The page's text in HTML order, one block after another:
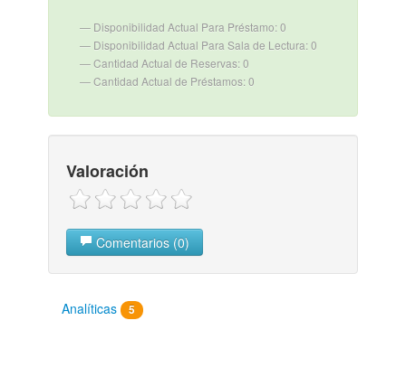
Disponibilidad Actual Para Préstamo: 0
Disponibilidad Actual Para Sala de Lectura: 0
Cantidad Actual de Reservas: 0
Cantidad Actual de Préstamos: 0
Valoración
Comentarios (0)
Analíticas 5